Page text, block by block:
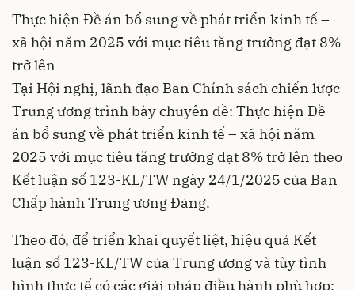
Thực hiện Đề án bổ sung về phát triển kinh tế –
xã hội năm 2025 với mục tiêu tăng trưởng đạt 8%
trở lên
Tại Hội nghị, lãnh đạo Ban Chính sách chiến lược
Trung ương trình bày chuyên đề: Thực hiện Đề
án bổ sung về phát triển kinh tế – xã hội năm
2025 với mục tiêu tăng trưởng đạt 8% trở lên theo
Kết luận số 123-KL/TW ngày 24/1/2025 của Ban
Chấp hành Trung ương Đảng.
Theo đó, để triển khai quyết liệt, hiệu quả Kết
luận số 123-KL/TW của Trung ương và tùy tình
hình thực tế có các giải pháp điều hành phù hợp;